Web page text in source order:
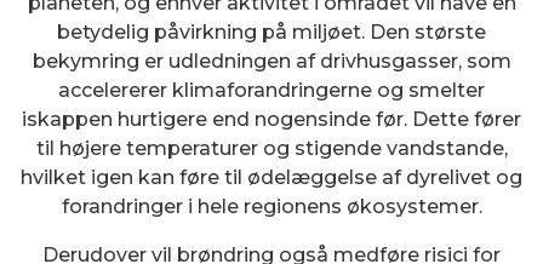
betydelig påvirkning på miljøet. Den største
bekymring er udledningen af drivhusgasser, som
accelererer klimaforandringerne og smelter
iskappen hurtigere end nogensinde før. Dette fører
til højere temperaturer og stigende vandstande,
hvilket igen kan føre til ødelæggelse af dyrelivet og
forandringer i hele regionens økosystemer.
Derudover vil brøndring også medføre risici for